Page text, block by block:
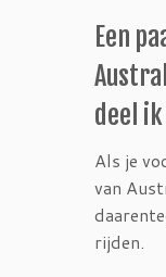
Een
deel
Als je
van
rijden.